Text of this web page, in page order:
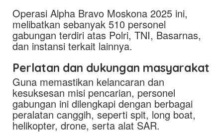
Operasi Alpha Bravo Moskona 2025 ini,
melibatkan sebanyak 510 personel
gabungan terdiri atas Polri, TNI, Basarnas,
dan instansi terkait lainnya.
Perlatan dan dukungan masyarakat
Guna memastikan kelancaran dan
kesuksesan misi pencarian, personel
gabungan ini dilengkapi dengan berbagai
peralatan canggih, seperti spit, long boat,
helikopter, drone, serta alat SAR.